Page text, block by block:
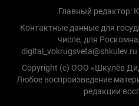
Главный редактор:
Контактные данные для
числе, для
Copyright (с) ООО «Шкулёв
Любое воспроизведение
редакции